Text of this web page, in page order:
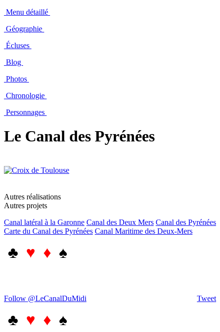
Menu détaillé
Géographie
Écluses
Blog
Photos
Chronologie
Personnages
Le Canal des Pyrénées
Autres réalisations
Autres projets
Canal latéral à la Garonne Canal des Deux Mers Canal des Pyrénées
Carte du Canal des Pyrénées Canal Maritime des Deux-Mers
♣ ♥ ♦ ♠
Tweet
Follow @LeCanalDuMidi
♣ ♥ ♦ ♠